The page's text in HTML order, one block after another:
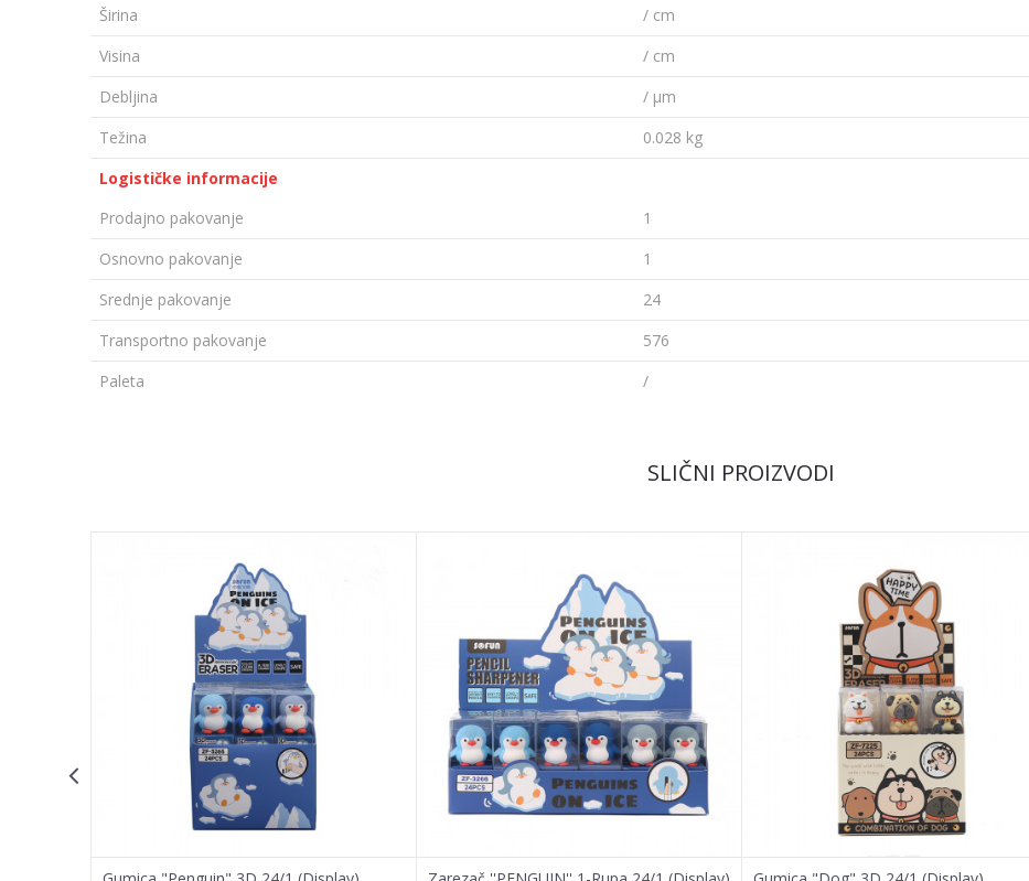
Širina
/ cm
Visina
/ cm
Debljina
/ µm
Težina
0.028 kg
Logističke informacije
Prodajno pakovanje
1
Osnovno pakovanje
1
Srednje pakovanje
24
Transportno pakovanje
576
Paleta
/
POŠALJI
SLIČNI PROIZVODI